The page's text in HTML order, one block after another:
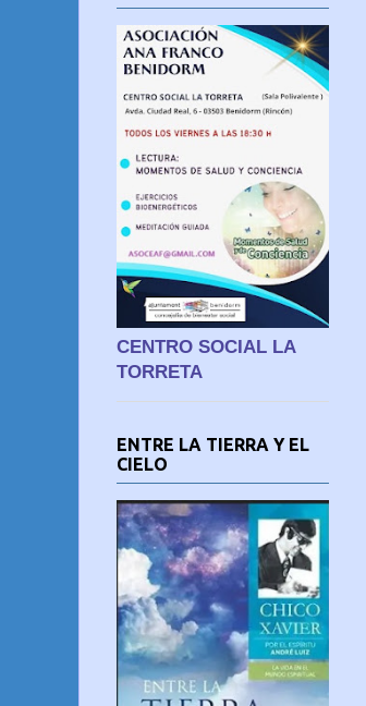
CENTRO SOCIAL LA
TORRETA
ENTRE LA TIERRA Y EL
CIELO